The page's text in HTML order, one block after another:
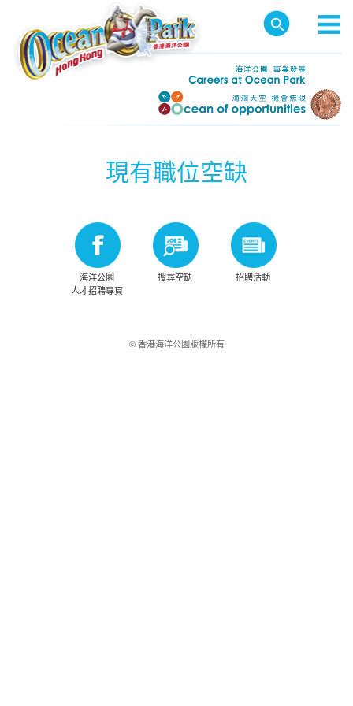
現有職位空缺
海洋公園
人才招聘專頁
搜尋空缺 招聘活動
© 香港海洋公園版權所有